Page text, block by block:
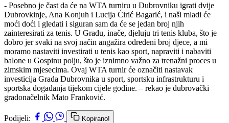
- Posebno je čast da će na WTA turniru u Dubrovniku igrati dvije
Dubrovkinje, Ana Konjuh i Lucija Ćirić Bagarić, i naši mladi će
moći doći i gledati i siguran sam da će se jedan broj njih
zainteresirati za tenis. U Gradu, inače, djeluju tri tenis kluba, što je
dobro jer svaki na svoj način angažira određeni broj djece, a mi
moramo nastaviti investirati u tenis kao sport, napraviti i nabaviti
balone u Gospinu polju, što je iznimno važno za trenažni proces u
zimskim mjesecima. Ovaj WTA turnir će označiti nastavak
investicija Grada Dubrovnika u sport, sportsku infrastrukturu i
sportska događanja tijekom cijele godine. – rekao je dubrovački
gradonačelnik Mato Franković.
Podijeli: Kopirano!